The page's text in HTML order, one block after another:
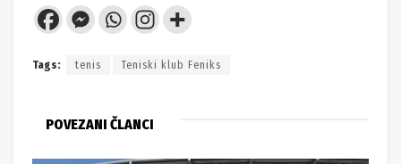
Tags: tenis Teniski klub Feniks
POVEZANI ČLANCI